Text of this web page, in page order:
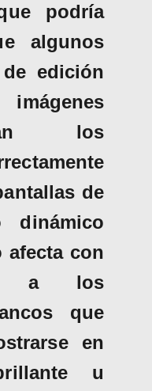
podría
algunos
edición
los
de
dinámico
afecta con
a los
que
en
u